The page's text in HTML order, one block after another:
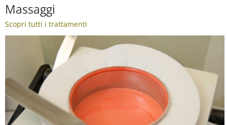
Massaggi
Scopri tutti i trattamenti